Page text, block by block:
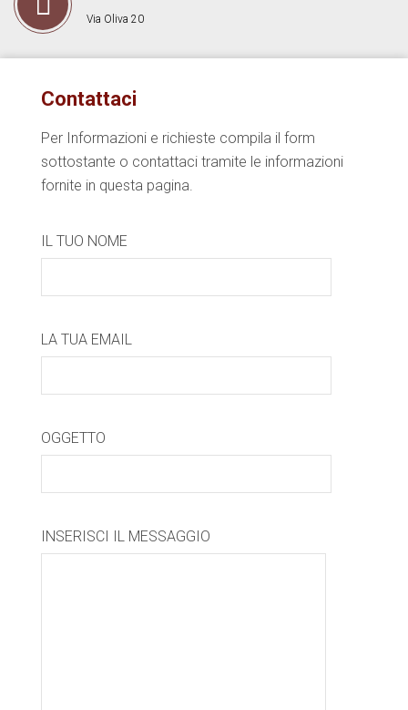
Via Oliva 20
Contattaci
Per Informazioni e richieste compila il form
sottostante o contattaci tramite le informazioni
fornite in questa pagina.
IL TUO NOME
LA TUA EMAIL
OGGETTO
INSERISCI IL MESSAGGIO